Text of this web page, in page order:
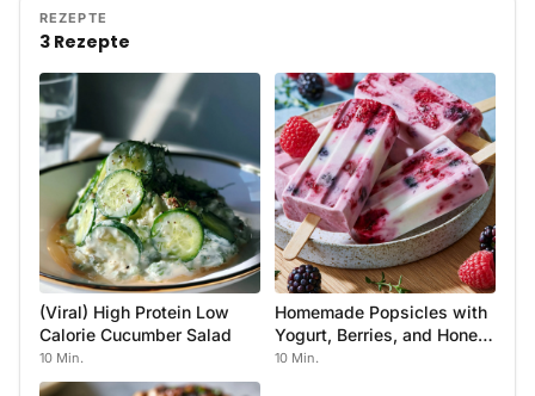
REZEPTE
3 Rezepte
(Viral) High Protein Low
Calorie Cucumber Salad
10 Min.
Homemade Popsicles with
Yogurt, Berries, and Honey
Dessert
10 Min.